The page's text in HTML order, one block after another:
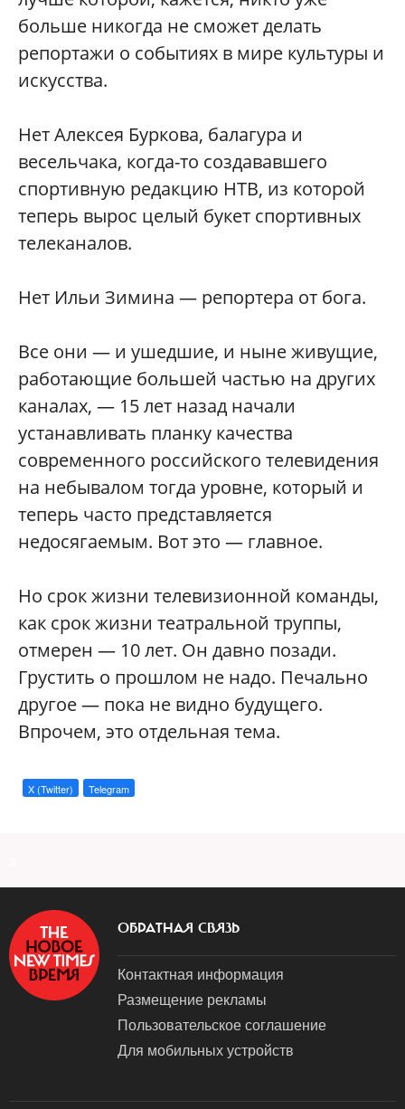
больше никогда не сможет делать
репортажи о событиях в мире культуры и
искусства.
Нет Алексея Буркова, балагура и
весельчака, когда-то создававшего
спортивную редакцию НТВ, из которой
теперь вырос целый букет спортивных
телеканалов.
Нет Ильи Зимина — репортера от бога.
Все они — и ушедшие, и ныне живущие,
работающие большей частью на других
каналах, — 15 лет назад начали
устанавливать планку качества
современного российского телевидения
на небывалом тогда уровне, который и
теперь часто представляется
недосягаемым. Вот это — главное.
Но срок жизни телевизионной команды,
как срок жизни театральной труппы,
отмерен — 10 лет. Он давно позади.
Грустить о прошлом не надо. Печально
другое — пока не видно будущего.
Впрочем, это отдельная тема.
X (Twitter) Telegram
ОБРАТНАЯ СВЯЗЬ
Контактная информация
Размещение рекламы
Пользовательское соглашение
Для мобильных устройств